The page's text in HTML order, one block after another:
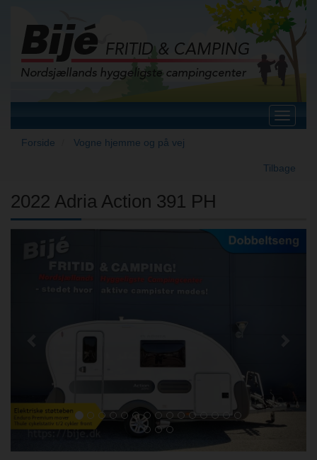
Toggle
Forside
Vogne hjemme og på vej
Tilbage
2022 Adria Action 391 PH
Next